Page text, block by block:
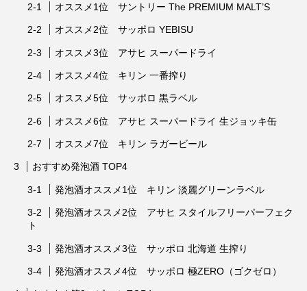
オススメ1位 サントリー The PREMIUM MALT’S
オススメ2位 サッポロ YEBISU
オススメ3位 アサヒ スーパードライ
オススメ4位 キリン 一番搾り
オススメ5位 サッポロ 黒ラベル
オススメ6位 アサヒ スーパードライ 生ジョッキ缶
オススメ7位 キリン ラガービール
おすすめ発泡酒 TOP4
発泡酒オススメ1位 キリン 淡麗グリーンラベル
発泡酒オススメ2位 アサヒ スタイルフリーパーフェク
ト
発泡酒オススメ3位 サッポロ 北海道 生搾り
発泡酒オススメ4位 サッポロ 極ZERO（ゴクゼロ）